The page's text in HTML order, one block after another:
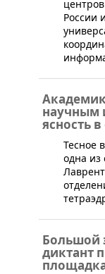
России
научным
ясность
​​Тесное
одна из
Большой
диктант